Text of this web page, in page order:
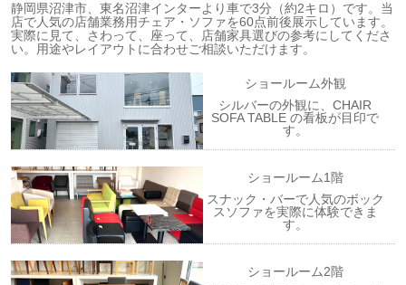
静岡県沼津市、東名沼津インターより車で3分（約2キロ）です。当
店で人気の店舗業務用チェア・ソファを60点前後展示しています。
実際に見て、さわって、座って、店舗家具選びの参考にしてくださ
い。用途やレイアウトに合わせご相談いただけます。
ショールーム外観
シルバーの外観に、CHAIR
SOFA TABLE の看板が目印で
す。
ショールーム1階
スナック・バーで人気のボック
スソファを実際に体験できま
す。
ショールーム2階